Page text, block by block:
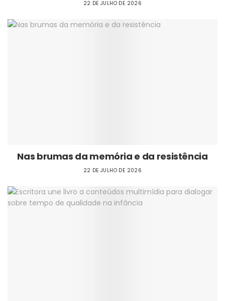
22 DE JULHO DE 2026
Nas brumas da memória e da resistência
22 DE JULHO DE 2026